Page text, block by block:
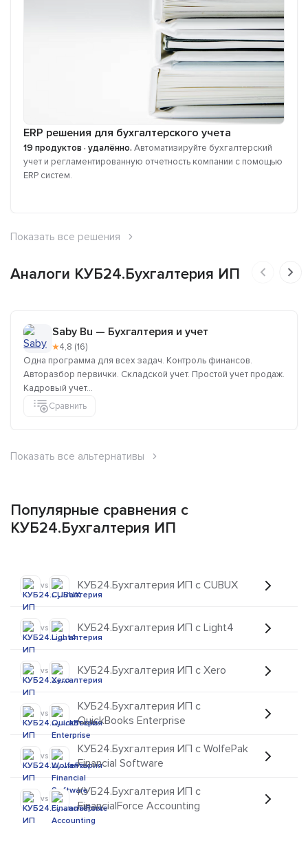
ERP решения для бухгалтерского учета
19 продуктов · удалённо. Автоматизируйте бухгалтерский
учет и регламентированную отчетность компании с помощью
ERP систем.
Показать все решения
Аналоги КУБ24.Бухгалтерия ИП
Saby Bu — Бухгалтерия и учет
★4,8 (16)
Одна программа для всех задач. Контроль финансов.
Авторазбор первички. Складской учет. Простой учет продаж.
Кадровый учет...
Сравнить
Показать все альтернативы
Популярные сравнения с
КУБ24.Бухгалтерия ИП
vs КУБ24.Бухгалтерия ИП с CUBUX
vs КУБ24.Бухгалтерия ИП с Light4
vs КУБ24.Бухгалтерия ИП с Xero
vs
КУБ24.Бухгалтерия ИП с
QuickBooks Enterprise
vs
КУБ24.Бухгалтерия ИП с WolfePak
Financial Software
vs
КУБ24.Бухгалтерия ИП с
FinancialForce Accounting